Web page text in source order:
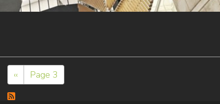
Pagination
Page
précédente
‹‹ Page 3